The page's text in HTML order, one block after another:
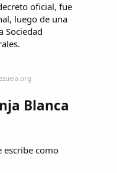
oficial, fue
luego de una
Sociedad
Blanca
escribe como